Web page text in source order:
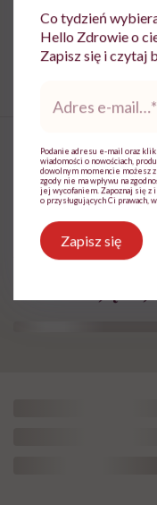
lekarskiej.
problemów
Kim jest
Gromek:
Co tydzień
Hello Zdrowie o
Zapisz się i czytaj
*
Podanie adresu e-mail oraz
wiadomości o nowościach,
dowolnym momencie możesz
zgody nie ma wpływu na
jej wycofaniem. Zapoznaj się z
o przysługujących Ci prawach,
Zapisz się